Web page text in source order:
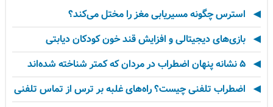
استرس چگونه مسیریابی مغز را مختل می‌کند؟
بازی‌های دیجیتالی و افزایش قند خون کودکان دیابتی
۵ نشانه پنهان اضطراب در مردان که کمتر شناخته شده‌اند
اضطراب تلفنی چیست؟ راه‌های غلبه بر ترس از تماس تلفنی